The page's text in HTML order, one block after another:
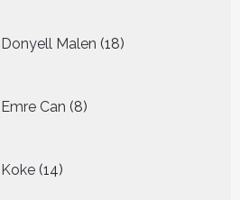
Donyell Malen 18
producten
Emre Can 8
producten
Koke 14
producten